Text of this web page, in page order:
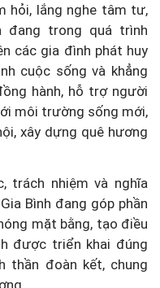
hỏi, lắng nghe tâm tư,
đang trong quá trình
các gia đình phát huy
cuộc sống và khẳng
hành, hỗ trợ người
môi trường sống mới,
xây dựng quê hương
trách nhiệm và nghĩa
Bình đang góp phần
mặt bằng, tạo điều
được triển khai đúng
thần đoàn kết, chung